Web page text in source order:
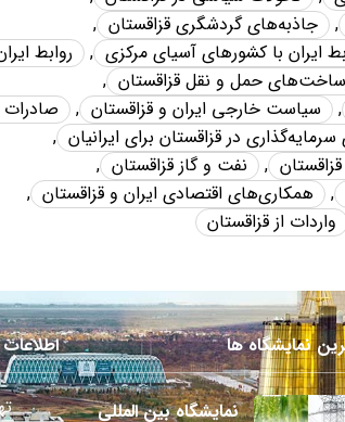
, جاذبه‌های گردشگری قزاقستان ,
ایران با کشورهای آسیای مرکزی , روابط
حمل و نقل قزاقستان ,
, سیاست خارجی ایران و قزاقستان , صادرات
در قزاقستان برای ایرانیان ,
, نفت و گاز قزاقستان ,
, همکاری‌های اقتصادی ایران و قزاقستان ,
واردات از قزاقستان
نمایشگاه ها
نمایشگاه بین المللی